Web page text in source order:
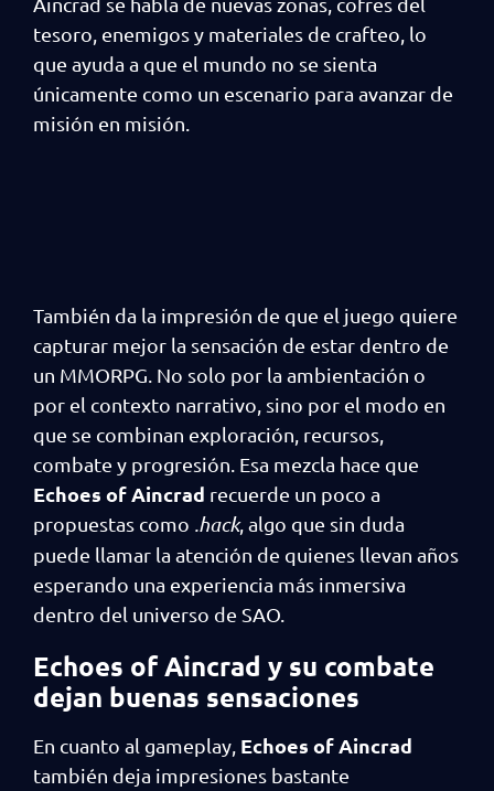
tesoro, enemigos y materiales de crafteo, lo
que ayuda a que el mundo no se sienta
únicamente como un escenario para avanzar de
misión en misión.
También da la impresión de que el juego quiere
capturar mejor la sensación de estar dentro de
un MMORPG. No solo por la ambientación o
por el contexto narrativo, sino por el modo en
que se combinan exploración, recursos,
combate y progresión. Esa mezcla hace que
Echoes of Aincrad recuerde un poco a
propuestas como .hack, algo que sin duda
puede llamar la atención de quienes llevan años
esperando una experiencia más inmersiva
dentro del universo de SAO.
Echoes of Aincrad y su combate
dejan buenas sensaciones
En cuanto al gameplay, Echoes of Aincrad
también deja impresiones bastante